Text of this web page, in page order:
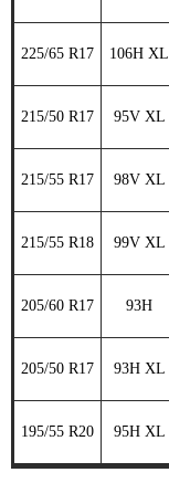
225/65 R17 106H XL
215/50 R17 95V XL
215/55 R17 98V XL
215/55 R18 99V XL
205/60 R17 93H
205/50 R17 93H XL
195/55 R20 95H XL